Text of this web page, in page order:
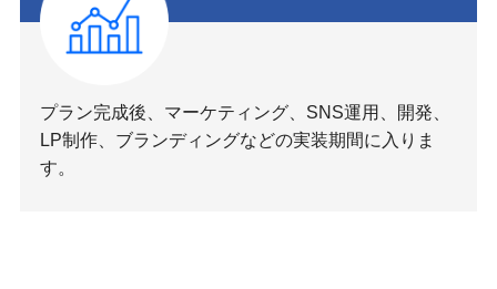
プラン完成後、マーケティング、SNS運用、開発、
LP制作、ブランディングなどの実装期間に入りま
す。